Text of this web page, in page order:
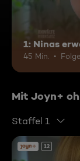
1: Ninas
45 Min.
Mit Joyn+
Staffel 1
12